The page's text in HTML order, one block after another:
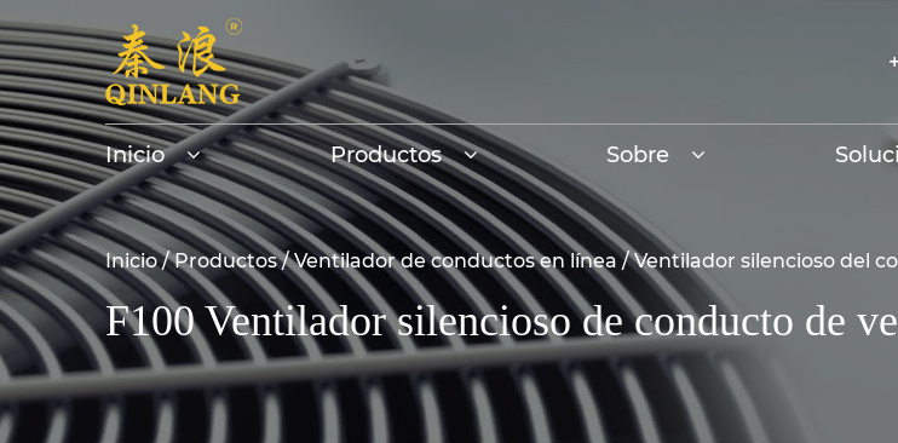
Inicio Productos Sobre
Inicio/Productos/Ventilador de conductos en línea/Ventilador silencioso del
F100 Ventilador silencioso de conducto de